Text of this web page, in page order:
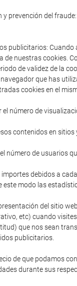
y prevención del
publicitarios:
de nuestras cookies.
de validez de la
que has
cookies en el
el número de
contenidos en sitios
número de usuarios
importes debidos a
este modo las
del sitio
etc) cuando
que nos sean
publicitarios.
de que podamos
durante sus